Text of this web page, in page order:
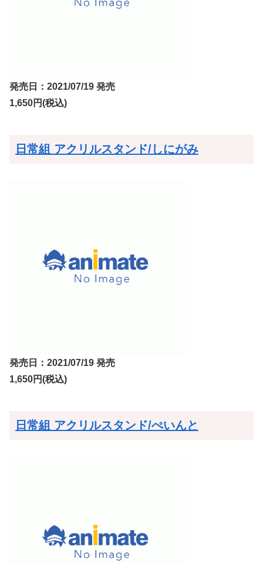
発売日：2021/07/19 発売
1,650円(税込)
日常組 アクリルスタンド/しにがみ
発売日：2021/07/19 発売
1,650円(税込)
日常組 アクリルスタンド/ぺいんと